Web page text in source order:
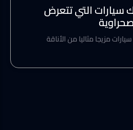
سيارات التي تتعرض
مزيجا مثاليا من الأناقة